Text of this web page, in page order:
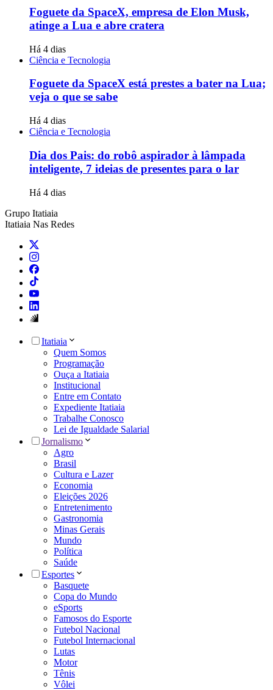
Foguete da SpaceX, empresa de Elon Musk,
atinge a Lua e abre cratera
Há 4 dias
Ciência e Tecnologia
Foguete da SpaceX está prestes a bater na Lua;
veja o que se sabe
Há 4 dias
Ciência e Tecnologia
Dia dos Pais: do robô aspirador à lâmpada
inteligente, 7 ideias de presentes para o lar
Há 4 dias
Grupo Itatiaia
Itatiaia Nas Redes
Itatiaia
Quem Somos
Programação
Ouça a Itatiaia
Institucional
Entre em Contato
Expediente Itatiaia
Trabalhe Conosco
Lei de Igualdade Salarial
Jornalismo
Agro
Brasil
Cultura e Lazer
Economia
Eleições 2026
Entretenimento
Gastronomia
Minas Gerais
Mundo
Política
Saúde
Esportes
Basquete
Copa do Mundo
eSports
Famosos do Esporte
Futebol Nacional
Futebol Internacional
Lutas
Motor
Tênis
Vôlei